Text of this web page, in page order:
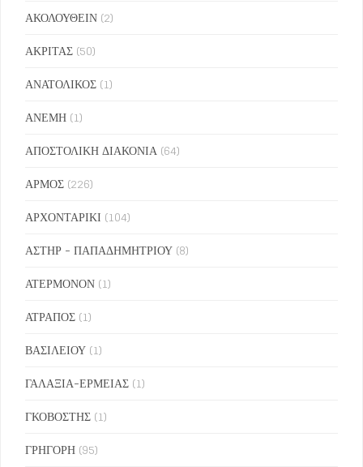
ΑΚΟΛΟΥΘΕΙΝ (2)
ΑΚΡΙΤΑΣ (50)
ΑΝΑΤΟΛΙΚΟΣ (1)
ΑΝΕΜΗ (1)
ΑΠΟΣΤΟΛΙΚΗ ΔΙΑΚΟΝΙΑ (64)
ΑΡΜΟΣ (226)
ΑΡΧΟΝΤΑΡΙΚΙ (104)
ΑΣΤΗΡ - ΠΑΠΑΔΗΜΗΤΡΙΟΥ (8)
ΑΤΕΡΜΟΝΟΝ (1)
ΑΤΡΑΠΟΣ (1)
ΒΑΣΙΛΕΙΟΥ (1)
ΓΑΛΑΞΙΑ-ΕΡΜΕΙΑΣ (1)
ΓΚΟΒΟΣΤΗΣ (1)
ΓΡΗΓΟΡΗ (95)